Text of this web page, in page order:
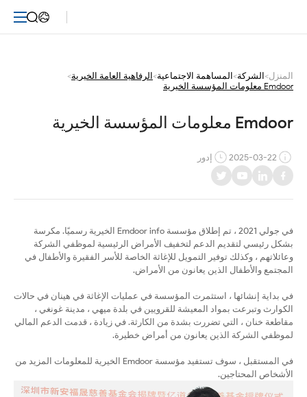
معلومات
المؤسسة
الخيرية
المنزل>الشركة>المساهمة الاجتماعية>الرفاهية العامة الخيرية>
Emdoor معلومات المؤسسة الخيرية
Emdoor معلومات المؤسسة الخيرية
2025-03-22 إدور
في جولي 2021 ، تم إطلاق مؤسسة Emdoor info الخيرية رسميًا. مكرسة
بشكل رئيسي لتقديم الدعم لتخفيف الأمراض الرئيسية لموظفي الشركة
وعائلاتهم ، وكذلك توفير التمويل للإغاثة الخاصة للأسر الفقيرة والأطفال في
المجتمع والأطفال الذين يعانون من الأمراض.
في بداية إنشائها ، استثمرت المؤسسة في عمليات الإغاثة في هينان في حالات
الكوارث وتبرعت بمواد المعيشة للقرويين في بلدة ميهي ، مدينة غونغي ،
مقاطعة خنان ، التي تضررت بشدة من الكارثة. في زيادة ، قدمت الدعم المالي
لموظفي الشركة الذين يعانون من أمراض خطيرة.
في المستقبل ، سوف تستفيد مؤسسة Emdoor الخيرية للمعلومات المزيد من
الأشخاص المحتاجين.